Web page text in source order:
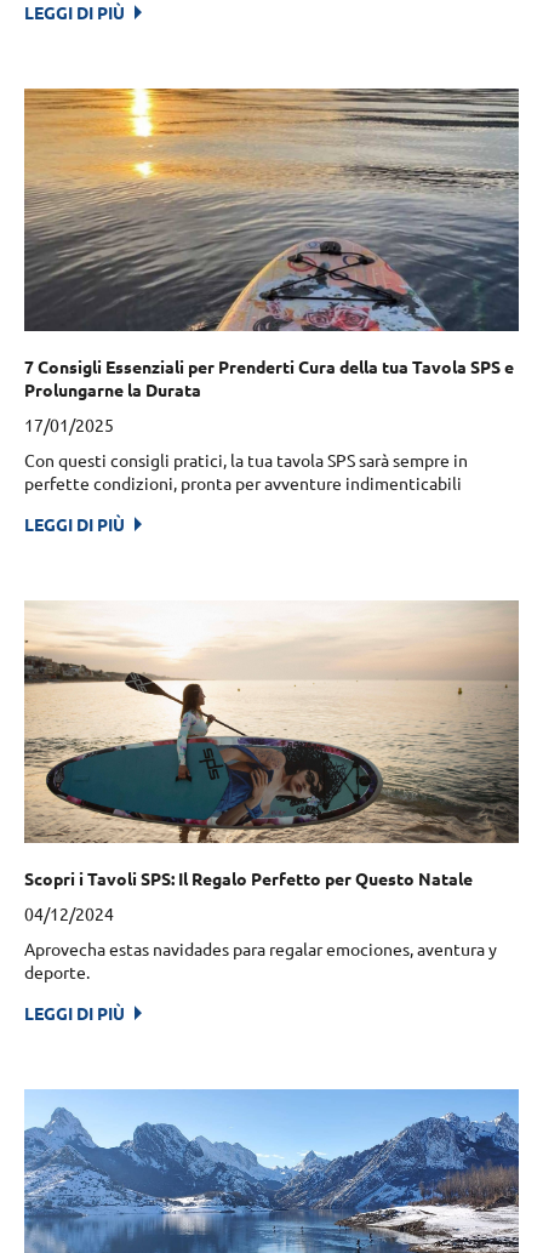
LEGGI DI PIÙ
7 Consigli Essenziali per Prenderti Cura della tua Tavola SPS e
Prolungarne la Durata
17/01/2025
Con questi consigli pratici, la tua tavola SPS sarà sempre in
perfette condizioni, pronta per avventure indimenticabili
LEGGI DI PIÙ
Scopri i Tavoli SPS: Il Regalo Perfetto per Questo Natale
04/12/2024
Aprovecha estas navidades para regalar emociones, aventura y
deporte.
LEGGI DI PIÙ